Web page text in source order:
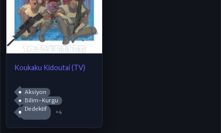
Koukaku Kidoutai (TV)
Aksiyon
Bilim-Kurgu
Dedektif
+4